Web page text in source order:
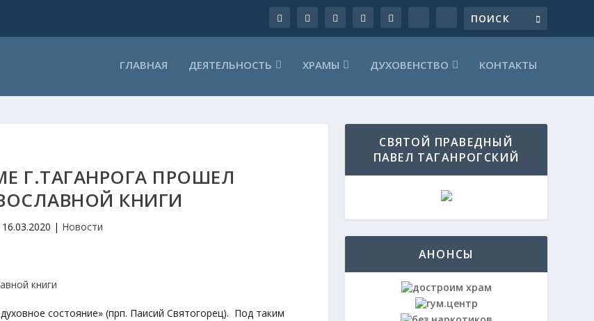
ГЛАВНАЯ ДЕЯТЕЛЬНОСТЬ ХРАМЫ ДУХОВЕНСТВО КОНТАКТЫ
Г.ТАГАНРОГА ПРОШЕЛ
КНИГИ
16.03.2020 | Новости
состояние» (прп. Паисий Святогорец). Под таким
СВЯТОЙ ПРАВЕДНЫЙ
ПАВЕЛ ТАГАНРОГСКИЙ
АНОНСЫ